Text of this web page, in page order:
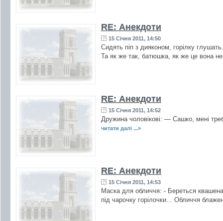
RE: Анекдоти
15 Січня 2011, 14:50
Сидять піп з дияконом, горілку
Та як же так, батюшка, як же це вона
RE: Анекдоти
15 Січня 2011, 14:52
Дружина чоловікові: — Сашко, мені
читати далі ...»
RE: Анекдоти
15 Січня 2011, 14:53
Маска для обличчя: - Береться
під чарочку горілочки... Обличчя